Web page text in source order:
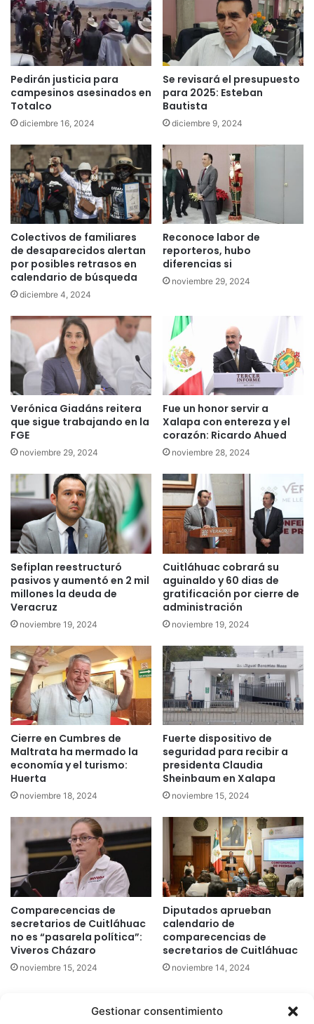
Gestionar consentimiento
Pedirán justicia para
campesinos asesinados en
Totalco
diciembre 16, 2024
Se revisará el presupuesto
para 2025: Esteban
Bautista
diciembre 9, 2024
Colectivos de familiares
de desaparecidos alertan
por posibles retrasos en
calendario de búsqueda
diciembre 4, 2024
Reconoce labor de
reporteros, hubo
diferencias si
noviembre 29, 2024
Verónica Giadáns reitera
que sigue trabajando en la
FGE
noviembre 29, 2024
Fue un honor servir a
Xalapa con entereza y el
corazón: Ricardo Ahued
noviembre 28, 2024
Sefiplan reestructuró
pasivos y aumentó en 2 mil
millones la deuda de
Veracruz
noviembre 19, 2024
Cuitláhuac cobrará su
aguinaldo y 60 dias de
gratificación por cierre de
administración
noviembre 19, 2024
Cierre en Cumbres de
Maltrata ha mermado la
economía y el turismo:
Huerta
noviembre 18, 2024
Fuerte dispositivo de
seguridad para recibir a
presidenta Claudia
Sheinbaum en Xalapa
noviembre 15, 2024
Comparecencias de
secretarios de Cuitláhuac
no es “pasarela política”:
Viveros Cházaro
noviembre 15, 2024
Diputados aprueban
calendario de
comparecencias de
secretarios de Cuitláhuac
noviembre 14, 2024